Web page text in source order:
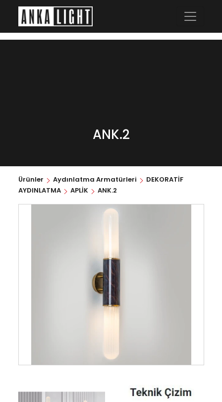
ANK.2
Ürünler Aydınlatma Armatürleri
DEKORATİF
AYDINLATMA
APLİK ANK.2